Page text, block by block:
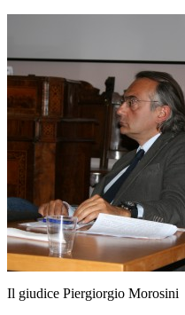
Il giudice Piergiorgio Morosini